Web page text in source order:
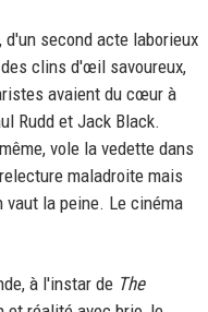
second acte laborieux
clins d'œil savoureux,
avaient du cœur à
Rudd et Jack Black.
vole la vedette dans
maladroite mais
la peine. Le cinéma
à l'instar de The